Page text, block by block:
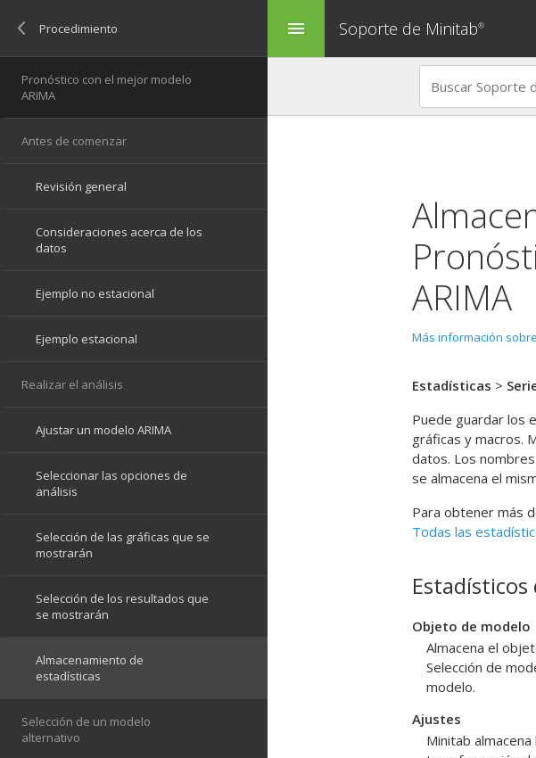
menu Soporte de Minitab®
ARIMA
Más información
Estadísticas >
Puede guardar los
gráficas y macros.
datos. Los
se almacena el
Para obtener más
Todas las
Objeto de modelo
Almacena el
Selección de
modelo.
Ajustes
Minitab